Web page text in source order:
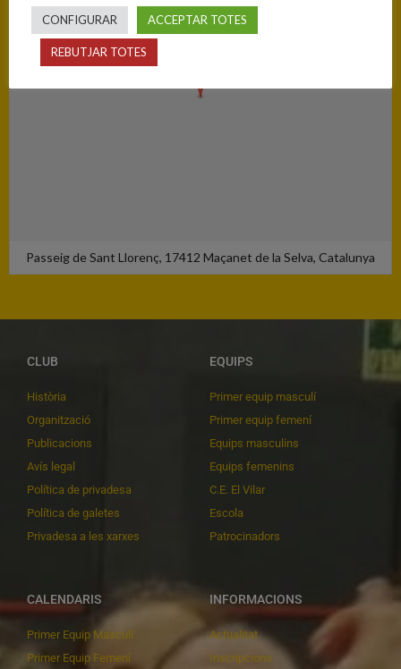
Passeig de Sant Llorenç, 17412 Maçanet de la Selva, Catalunya
CLUB
Història
Organització
Publicacions
Avís legal
Política de privadesa
Política de galetes
Privadesa a les xarxes
EQUIPS
Primer equip masculí
Primer equip femení
Equips masculins
Equips femenins
C.E. El Vilar
Escola
Patrocinadors
CALENDARIS
Primer Equip Masculí
Primer Equip Femení
INFORMACIONS
Actualitat
Inscripcions
CONFIGURAR ACCEPTAR TOTES
REBUTJAR TOTES